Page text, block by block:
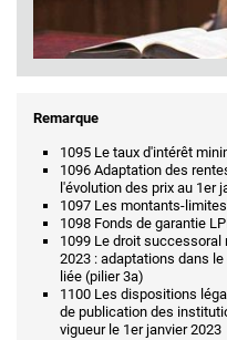
Remarque
1095 Le taux d'intérêt
1096 Adaptation des
l'évolution des prix au 1er
1097 Les montants-
1098 Fonds de garantie
1099 Le droit successoral
2023 : adaptations dans
liée (pilier 3a)
1100 Les dispositions
de publication des
vigueur le 1er janvier 2023